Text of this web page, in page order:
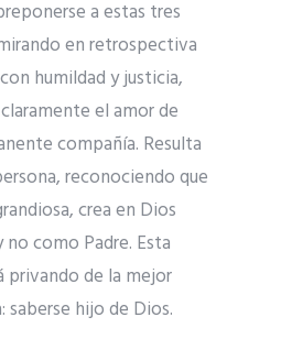
a estas tres
en retrospectiva
humildad y justicia,
el amor de
compañía. Resulta
reconociendo que
crea en Dios
como Padre. Esta
privando de la mejor
saberse hijo de Dios.